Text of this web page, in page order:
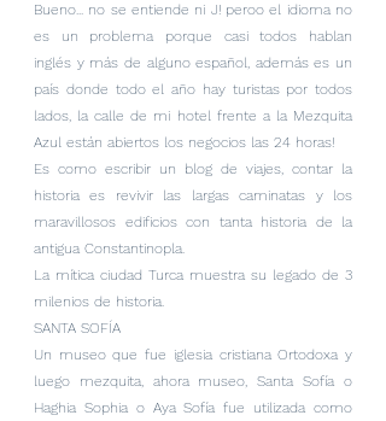
Bueno... no se entiende ni J! peroo el idioma no
es un problema porque casi todos hablan
inglés y más de alguno español, además es un
país donde todo el año hay turistas por todos
lados, la calle de mi hotel frente a la Mezquita
Azul están abiertos los negocios las 24 horas!
Es como escribir un blog de viajes, contar la
historia es revivir las largas caminatas y los
maravillosos edificios con tanta historia de la
antigua Constantinopla.
La mítica ciudad Turca muestra su legado de 3
milenios de historia.
SANTA SOFÍA
Un museo que fue iglesia cristiana Ortodoxa y
luego mezquita, ahora museo, Santa Sofía o
Haghia Sophia o Aya Sofía fue utilizada como